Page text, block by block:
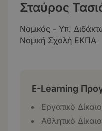
Σταύρος
Νομικός - Υπ.
Νομική Σχολή ΕΚΠΑ
E-Learning
Εργατικό Δίκαιο
Αθλητικό Δίκαιο